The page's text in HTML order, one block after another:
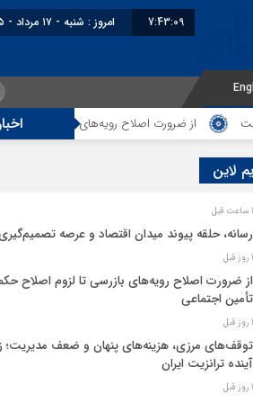
7:43:09 امروز : شنبه - ۱۷ مرداد - ۱۴۰۵
از ضرورت اصلاح رویه‌های بازرسی تا لزوم
لاین
1 ساعت قبل
رسانه، حلقه پیوند میدان اقتصاد و عرصه
1 روز قبل
از ضرورت اصلاح رویه‌های بازرسی تا لزوم اصلاح
تأمین اجتماعی
1 روز قبل
توقف‌های مرزی، هزینه‌های پنهان و ضعف مدیریت؛
آینده ترانزیت ایران
1 روز قبل